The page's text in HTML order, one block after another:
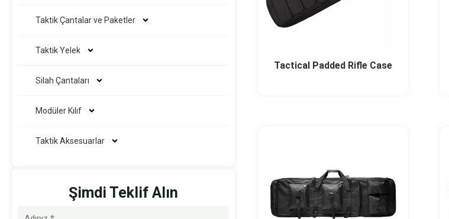
Taktik Çantalar ve Paketler
Taktik Yelek
Silah Çantaları
Modüler Kılıf
Taktik Aksesuarlar
Şimdi Teklif Alın
İsim
Tactical Padded Rifle Case